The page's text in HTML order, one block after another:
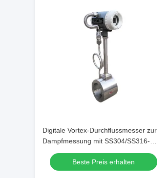
Digitale Vortex-Durchflussmesser zur
Dampfmessung mit SS304/SS316-
Material
Beste Preis erhalten